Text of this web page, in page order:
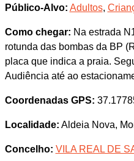
Público-Alvo: Adultos,
Como chegar: Na estrada
rotunda das bombas da BP
placa que indica a praia.
Audiência até ao
Coordenadas GPS:
Localidade: Aldeia Nova,
Concelho: VILA REAL DE